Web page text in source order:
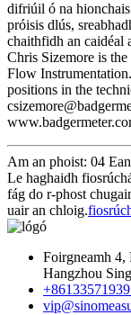
difriúil ó na
próisis dlús,
chaithfidh an caidéal
Chris Sizemore is
Flow
positions in the
Am an phoist: 04
Le haghaidh
fág do r-phost
uair an chloig.
Foirgneamh 4,
Hangzhou